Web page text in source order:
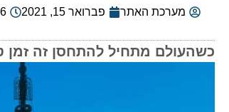
מערכת האתר פברואר 15, 2021
כשהעולם מתחיל להתחסן זה זמן